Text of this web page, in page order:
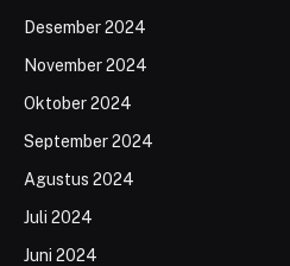
Desember 2024
November 2024
Oktober 2024
September 2024
Agustus 2024
Juli 2024
Juni 2024